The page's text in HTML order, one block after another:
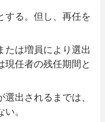
る。但し、再任を
は増員により選出
現任者の残任期間と
出されるまでは、
。